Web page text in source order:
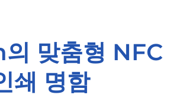
맞춤형 NFC
쇄 명함